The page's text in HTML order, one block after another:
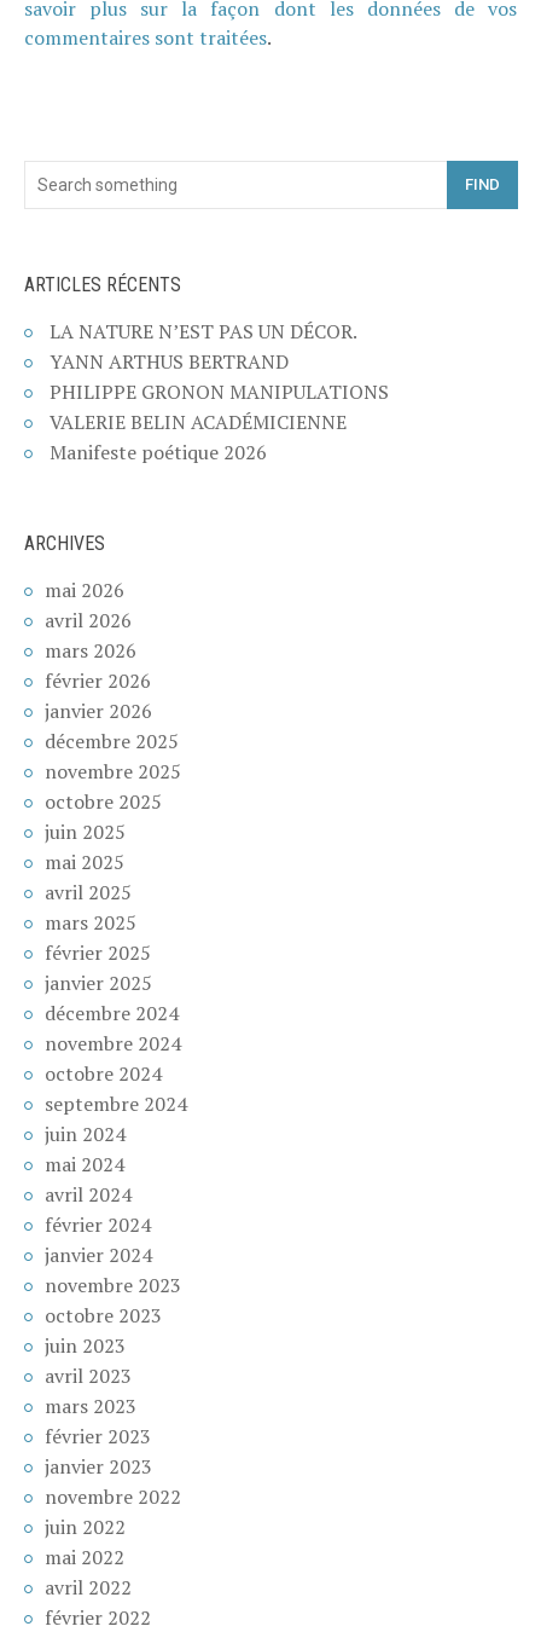
savoir plus sur la façon dont les données de vos
commentaires sont traitées.
FIND
ARTICLES RÉCENTS
LA NATURE N’EST PAS UN DÉCOR.
YANN ARTHUS BERTRAND
PHILIPPE GRONON MANIPULATIONS
VALERIE BELIN ACADÉMICIENNE
Manifeste poétique 2026
ARCHIVES
mai 2026
avril 2026
mars 2026
février 2026
janvier 2026
décembre 2025
novembre 2025
octobre 2025
juin 2025
mai 2025
avril 2025
mars 2025
février 2025
janvier 2025
décembre 2024
novembre 2024
octobre 2024
septembre 2024
juin 2024
mai 2024
avril 2024
février 2024
janvier 2024
novembre 2023
octobre 2023
juin 2023
avril 2023
mars 2023
février 2023
janvier 2023
novembre 2022
juin 2022
mai 2022
avril 2022
février 2022